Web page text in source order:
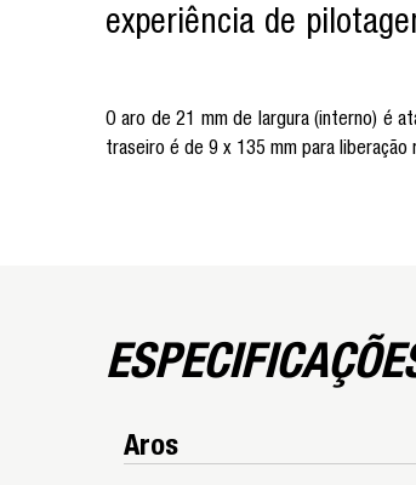
experiência de
O aro de 21 mm de largura (interno) é
traseiro é de 9 x 135 mm para
Aros